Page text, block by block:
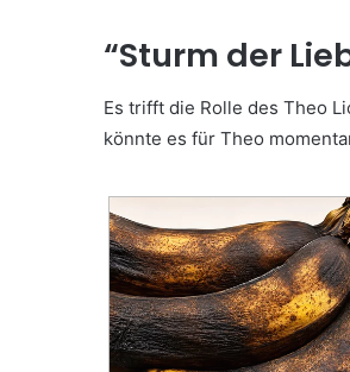
“Sturm der
Es trifft die Rolle des Theo
könnte es für Theo